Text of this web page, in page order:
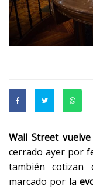
Wall Street
cerrado ayer por
también
marcado por la